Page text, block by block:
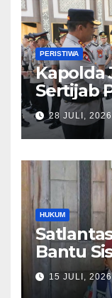
PERISTIWA
Kapolda
Sertijab
Perkuat
28 JULI, 2026
HUKUM
Bantu
Saat
15 JULI,